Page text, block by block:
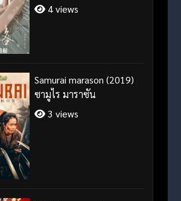
4 views
Samurai marason (2019)
ซามูไร มาราซัน
3 views